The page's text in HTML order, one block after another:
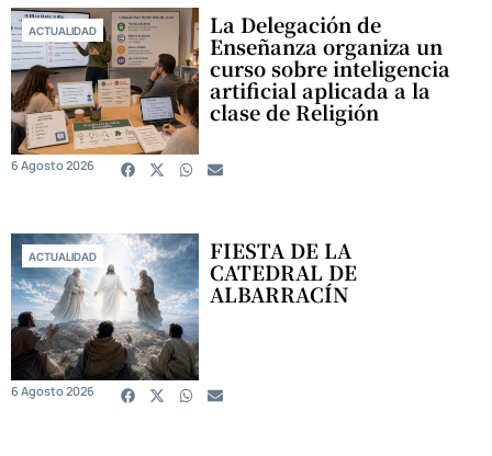
ACTUALIDAD La Delegación de
Enseñanza organiza un
curso sobre inteligencia
artificial aplicada a la
clase de Religión
6 Agosto 2026
ACTUALIDAD FIESTA DE LA
CATEDRAL DE
ALBARRACÍN
6 Agosto 2026